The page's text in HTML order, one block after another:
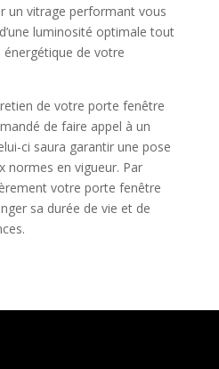
un vitrage performant vous
luminosité optimale tout
énergétique de votre
de votre porte fenêtre
de faire appel à un
ci saura garantir une pose
normes en vigueur. Par
votre porte fenêtre
sa durée de vie et de